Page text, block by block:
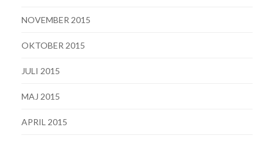
NOVEMBER 2015
OKTOBER 2015
JULI 2015
MAJ 2015
APRIL 2015